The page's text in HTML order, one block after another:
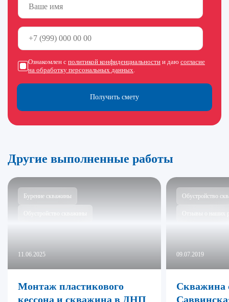
Получить смету
Ознакомлен с политикой конфиденциальности и даю согласие
на обработку персональных данных.
Другие выполненные работы
Бурение скважины
Обустройство скважины
11.06.2025
Монтаж пластикового
кессона и скважина в ДНП
Обустройство
Отзывы о наших
09.07.2019
Скважина